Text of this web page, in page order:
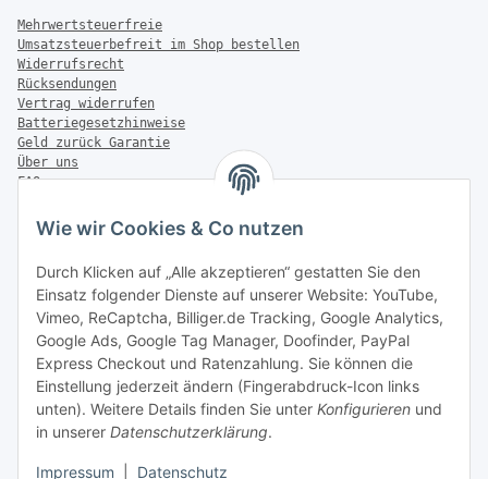
Wie wir Cookies & Co nutzen
Durch Klicken auf „Alle akzeptieren“ gestatten Sie den
Einsatz folgender Dienste auf unserer Website: YouTube,
Vimeo, ReCaptcha, Billiger.de Tracking, Google Analytics,
Google Ads, Google Tag Manager, Doofinder, PayPal
Express Checkout und Ratenzahlung. Sie können die
Einstellung jederzeit ändern (Fingerabdruck-Icon links
unten). Weitere Details finden Sie unter Konfigurieren und
in unserer Datenschutzerklärung.
Impressum Datenschutz
Mehrwertsteuerfreie
Umsatzsteuerbefreit im Shop bestellen
Widerrufsrecht
Rücksendungen
Vertrag widerrufen
Batteriegesetzhinweise
Geld zurück Garantie
Über uns
FAQ
Zahlung & Versand
Versandinformationen
Sonstiges